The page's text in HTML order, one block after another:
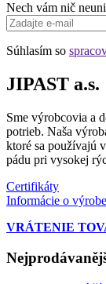
Nech vám nič
Súhlasím so
JIPAST a.s.
Sme výrobcovia a
potrieb. Naša
ktoré sa používajú
pádu pri vysokej
Certifikáty
Informácie o výrobe
VRÁTENIE